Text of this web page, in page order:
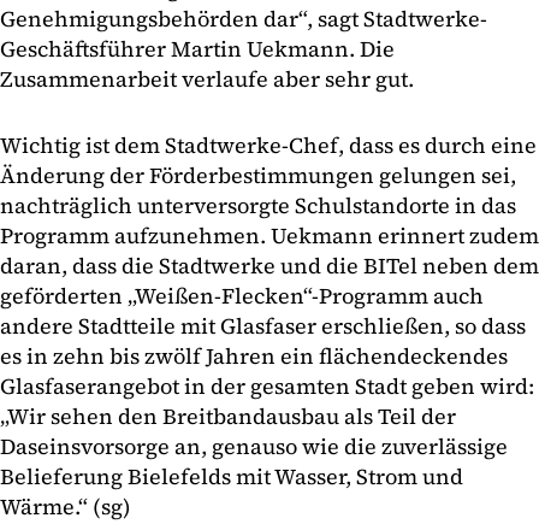
Genehmigungsbehörden dar“, sagt Stadtwerke-
Geschäftsführer Martin Uekmann. Die
Zusammenarbeit verlaufe aber sehr gut.
Wichtig ist dem Stadtwerke-Chef, dass es durch eine
Änderung der Förderbestimmungen gelungen sei,
nachträglich unterversorgte Schulstandorte in das
Programm aufzunehmen. Uekmann erinnert zudem
daran, dass die Stadtwerke und die BITel neben dem
geförderten „Weißen-Flecken“-Programm auch
andere Stadtteile mit Glasfaser erschließen, so dass
es in zehn bis zwölf Jahren ein flächendeckendes
Glasfaserangebot in der gesamten Stadt geben wird:
„Wir sehen den Breitbandausbau als Teil der
Daseinsvorsorge an, genauso wie die zuverlässige
Belieferung Bielefelds mit Wasser, Strom und
Wärme.“ (sg)